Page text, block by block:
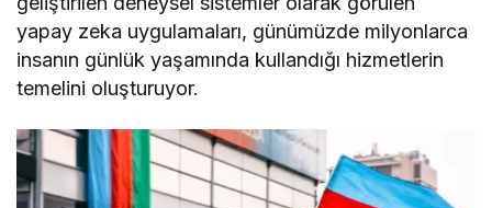
yapay zeka uygulamaları, günümüzde milyonlarca
insanın günlük yaşamında kullandığı hizmetlerin
temelini oluşturuyor.